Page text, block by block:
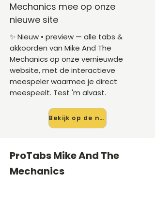
Mechanics mee op onze
nieuwe site
✨ Nieuw • preview — alle tabs &
akkoorden van Mike And The
Mechanics op onze vernieuwde
website, met de interactieve
meespeler waarmee je direct
meespeelt. Test 'm alvast.
Bekijk op de nieuwe site →
ProTabs Mike And The
Mechanics